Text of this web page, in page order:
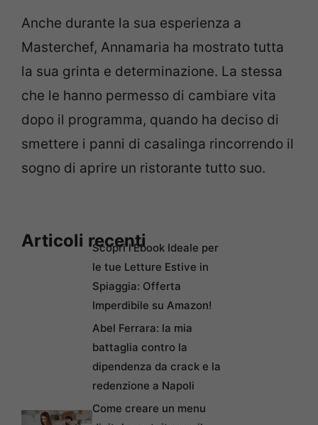
Anche durante la sua esperienza a
Masterchef, Annamaria ha mostrato tutta
la sua grinta e determinazione. La stessa
che le hanno permesso di cambiare vita
dopo il programma, quando ha deciso di
smettere i panni di casalinga rincorrendo il
sogno di aprire un ristorante tutto suo.
Articoli recentiScopri l’Ebook Ideale per
le tue Letture Estive in
Spiaggia: Offerta
Imperdibile su Amazon!
Abel Ferrara: la mia
battaglia contro la
dipendenza da crack e la
redenzione a Napoli
Come creare un menu